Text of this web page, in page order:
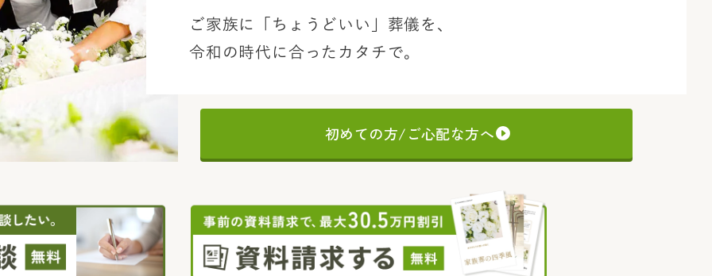
ご家族に「ちょうどいい」葬儀を、
令和の時代に合ったカタチで。
初めての方/ご心配な方へ